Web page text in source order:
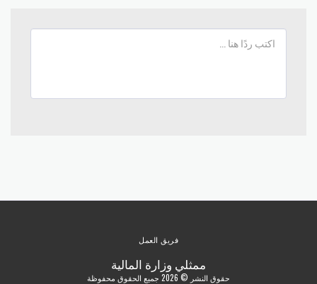
ممثلي وزارة المالية
حقوق النشر © 2026 جميع الحقوق محفوظة
فريق العمل